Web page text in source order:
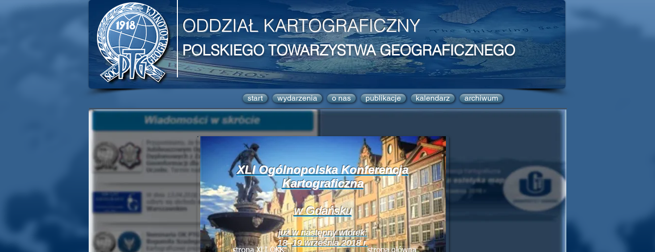
ODDZIAŁ KARTOGRAFICZNY
POLSKIEGO TOWARZYSTWA GEOGRAFICZNEGO
start wydarzenia o nas publikacje kalendarz archiwum
XLI Ogólnopolska Konferencja
Kartograficzna
w Gdańsku
już w następny wtorek:
18–19 września 2018 r.